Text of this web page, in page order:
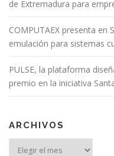
de Extremadura para
COMPUTAEX presenta en
emulación para sistemas
PULSE, la plataforma
premio en la iniciativa
ARCHIVOS